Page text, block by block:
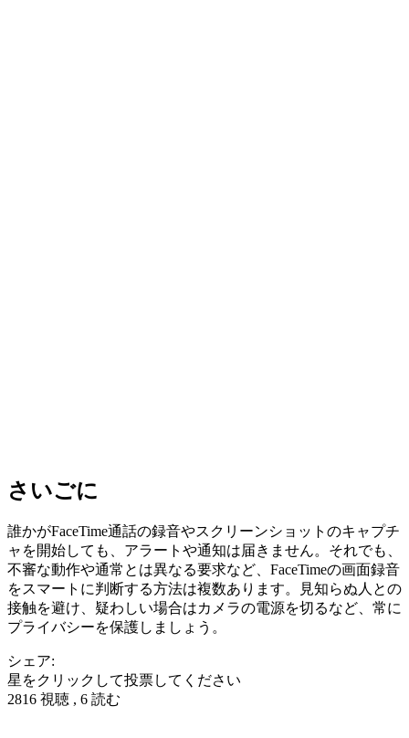
さいごに
誰かがFaceTime通話の録音やスクリーンショットのキャプチ
ャを開始しても、アラートや通知は届きません。それでも、
不審な動作や通常とは異なる要求など、FaceTimeの画面録音
をスマートに判断する方法は複数あります。見知らぬ人との
接触を避け、疑わしい場合はカメラの電源を切るなど、常に
プライバシーを保護しましょう。
シェア:
星をクリックして投票してください
2816 視聴 , 6 読む